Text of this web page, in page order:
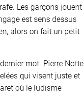
Les garçons jouent
est sens dessus
alors on fait un petit
mot. Pierre Notte
qui visent juste et
où le ludisme